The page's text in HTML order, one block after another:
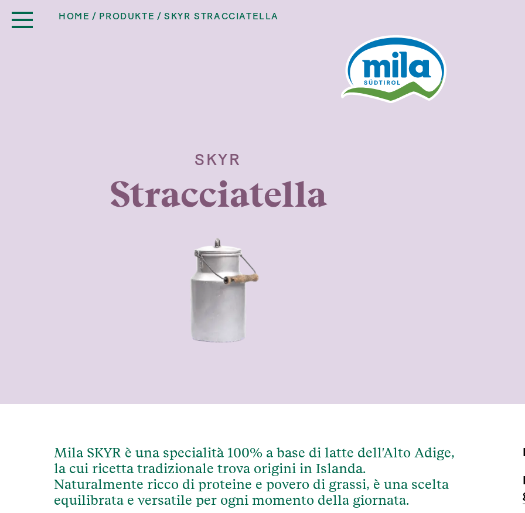
HOME PRODUKTE SKYR STRACCIATELLA
Stracciatella
SKYR
Mila SKYR è una specialità 100% a base di latte dell'Alto Adige,
la cui ricetta tradizionale trova origini in Islanda.
Naturalmente ricco di proteine e povero di grassi, è una scelta
equilibrata e versatile per ogni momento della giornata.